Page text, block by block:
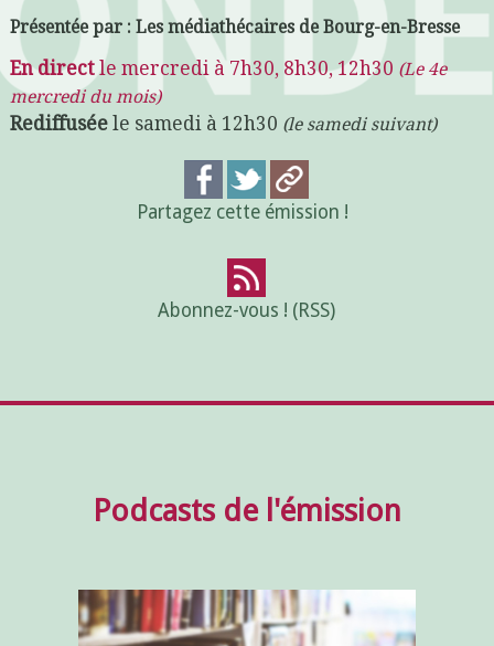
Présentée par : Les médiathécaires de Bourg-en-Bresse
En directle mercredi à 7h30, 8h30, 12h30 (Le 4e
mercredi du mois)
Rediffuséele samedi à 12h30 (le samedi suivant)
Partagez cette émission !
Abonnez-vous ! (RSS)
Podcasts de l'émission